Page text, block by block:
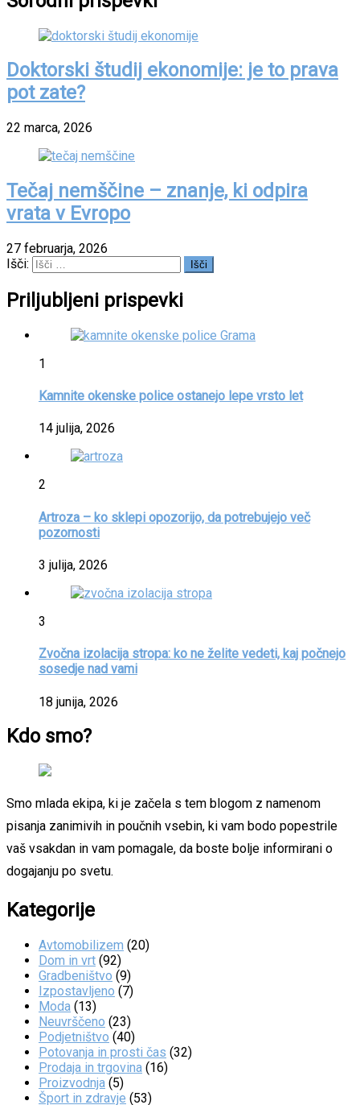
Doktorski študij ekonomije: je to prava
pot zate?
22 marca, 2026
Tečaj nemščine – znanje, ki odpira
vrata v Evropo
27 februarja, 2026
Išči:
Priljubljeni prispevki
1
Kamnite okenske police ostanejo lepe vrsto let
14 julija, 2026
2
Artroza – ko sklepi opozorijo, da potrebujejo več
pozornosti
3 julija, 2026
3
Zvočna izolacija stropa: ko ne želite vedeti, kaj počnejo
sosedje nad vami
18 junija, 2026
Kdo smo?
Smo mlada ekipa, ki je začela s tem blogom z namenom
pisanja zanimivih in poučnih vsebin, ki vam bodo popestrile
vaš vsakdan in vam pomagale, da boste bolje informirani o
dogajanju po svetu.
Kategorije
Avtomobilizem (20)
Dom in vrt (92)
Gradbeništvo (9)
Izpostavljeno (7)
Moda (13)
Neuvrščeno (23)
Podjetništvo (40)
Potovanja in prosti čas (32)
Prodaja in trgovina (16)
Proizvodnja (5)
Šport in zdravje (53)